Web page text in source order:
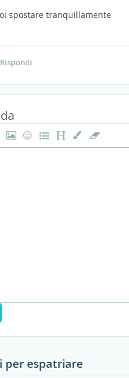
spostare tranquillamente
Rispondi
per espatriare